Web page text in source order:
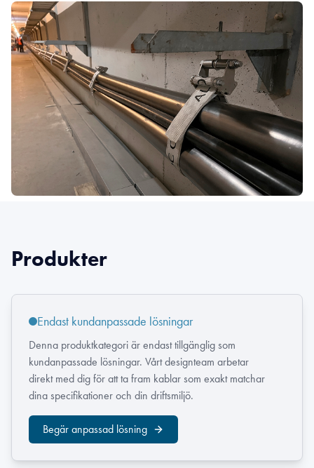
Produkter
Endast kundanpassade lösningar
Denna produktkategori är endast tillgänglig som
kundanpassade lösningar. Vårt designteam arbetar
direkt med dig för att ta fram kablar som exakt matchar
dina specifikationer och din driftsmiljö.
Begär anpassad lösning